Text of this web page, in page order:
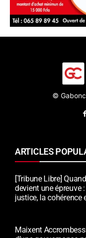
©
ARTICLES
[Tribune Libre]
devient une épreuve
justice, la cohérence
Maixent